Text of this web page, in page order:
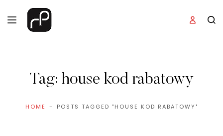
Tag: house kod rabatowy
HOME POSTS TAGGED "HOUSE KOD RABATOWY"